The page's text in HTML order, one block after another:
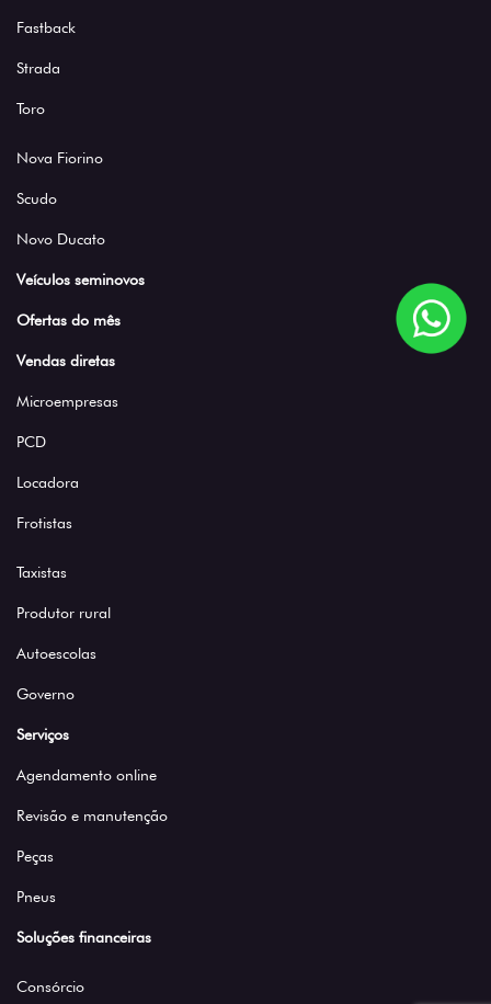
Fastback
Strada
Toro
Nova Fiorino
Scudo
Novo Ducato
Veículos seminovos
Ofertas do mês
Vendas diretas
Microempresas
PCD
Locadora
Frotistas
Taxistas
Produtor rural
Autoescolas
Governo
Serviços
Agendamento online
Revisão e manutenção
Peças
Pneus
Soluções financeiras
Consórcio